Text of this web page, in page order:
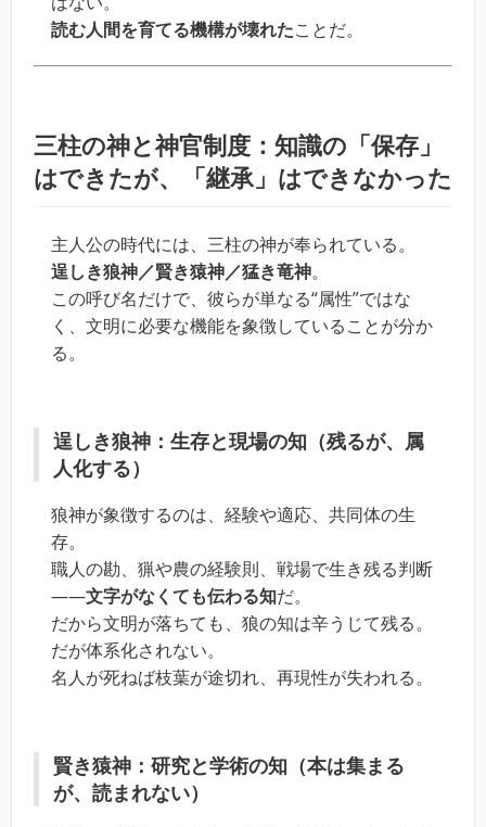
読む人間を育てる機構が壊れたことだ。
三柱の神と神官制度：知識の「保存」
はできたが、「継承」はできなかった
主人公の時代には、三柱の神が奉られている。
逞しき狼神／賢き猿神／猛き竜神。
この呼び名だけで、彼らが単なる“属性”ではな
く、文明に必要な機能を象徴していることが分か
る。
逞しき狼神：生存と現場の知（残るが、属
人化する）
狼神が象徴するのは、経験や適応、共同体の生
存。
職人の勘、猟や農の経験則、戦場で生き残る判断
――文字がなくても伝わる知だ。
だから文明が落ちても、狼の知は辛うじて残る。
だが体系化されない。
名人が死ねば枝葉が途切れ、再現性が失われる。
賢き猿神：研究と学術の知（本は集まる
が、読まれない）